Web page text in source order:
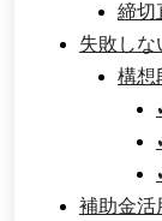
締切
失敗しな
構想
補助金活